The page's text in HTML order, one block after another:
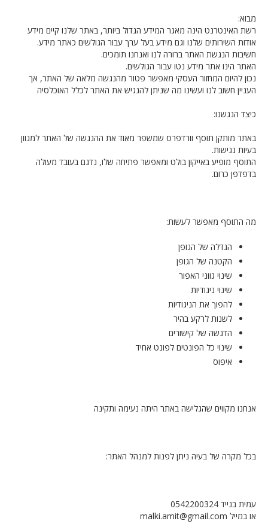
מבוא:
רשת האינטרנט הינה מאגר המידע הגדול ביותר, באתר שלנו קיים מידע
אודות השירותים שלנו וגם מידע בעל ערך עבור הגולשים כאתר מידע.
חשיבות הנגשת האתר ברורה לנו ואנחנו תומכים.
האתר הינו אתר מידע נטו עבור הגולשים.
נכון להיום המחזור העסקי מאפשר פטור מהנגשה מלאה של האתר, אך
העניין חשוב לנו ועשינו מה שניתן להנגיש את האתר לכלל האוכלסיה
כיצד הנגשנו:
באתר מותקן תוסף וורדפרס שמשפר מאוד את ההנגשה של האתר למגוון
בעיות נגישות.
התוסף מופיע באייקון בולט ומאפשר פתיחה שלו, נדגם בעובד מעולה
בדפדפן כרום.
מה התוסף מאפשר לעשות:
הגדלה של הגופן
הקטנה של הגופן
שינוי גווני האפור
שינוי ניגודיות
להפוך את הניגודיות
לשנות לרקע בהיר
הדגשה של קישורים
שינוי כל הפונטים לפונט אחיד
איפוס
אנחנו מקווים שהגלישה באתר היתה נעימה ותקינה
בכל מקרה של בעיה ניתן לפנות למנהל האתר:
עמית בנייד 0542200324
או במייל malki.amit@gmail.com